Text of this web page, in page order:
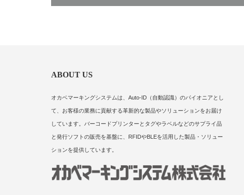
ABOUT US
オカベマーキングシステムは、Auto-ID（自動認識）のパイオニアとし
て、お客様の業務に貢献する革新的な製品やソリューションをお届け
しています。バーコードプリンターとタグやラベルなどのサプライ品
と発行ソフトの販売を基盤に、RFIDやBLEを活用した製品・ソリュー
ションを提供しています。